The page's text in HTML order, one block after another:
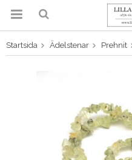
Produkten
Startsida Ädelstenar Prehnit